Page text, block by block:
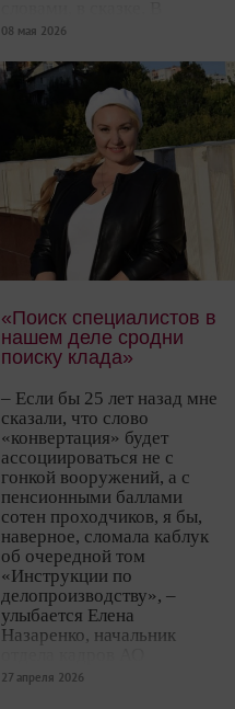
которую мы с
отправляемся.
08 мая 2026
«Поиск специалистов в
нашем деле сродни
поиску клада»
– Если бы 25 лет назад мне
сказали, что слово
«конвертация» будет
ассоциироваться не с
гонкой вооружений, а с
пенсионными баллами
сотен проходчиков, я бы,
наверное, сломала каблук
об очередной том
«Инструкции по
делопроизводству», –
улыбается Елена
Назаренко, начальник
«Казметрострой». – А
27 апреля 2026